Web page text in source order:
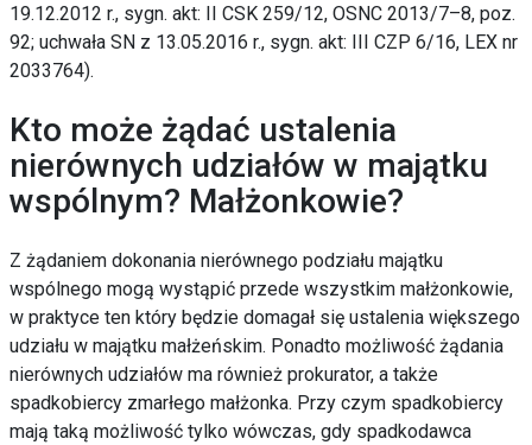
19.12.2012 r., sygn. akt: II CSK 259/12, OSNC 2013/7–8, poz.
92; uchwała SN z 13.05.2016 r., sygn. akt: III CZP 6/16, LEX nr
2033764).
Kto może żądać ustalenia
nierównych udziałów w majątku
wspólnym? Małżonkowie?
Z żądaniem dokonania nierównego podziału majątku
wspólnego mogą wystąpić przede wszystkim małżonkowie,
w praktyce ten który będzie domagał się ustalenia większego
udziału w majątku małżeńskim. Ponadto możliwość żądania
nierównych udziałów ma również prokurator, a także
spadkobiercy zmarłego małżonka. Przy czym spadkobiercy
mają taką możliwość tylko wówczas, gdy spadkodawca